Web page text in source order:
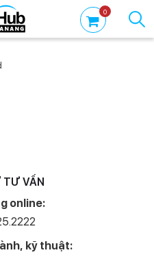
0
TƯ VẤN
online:
kỹ thuật: